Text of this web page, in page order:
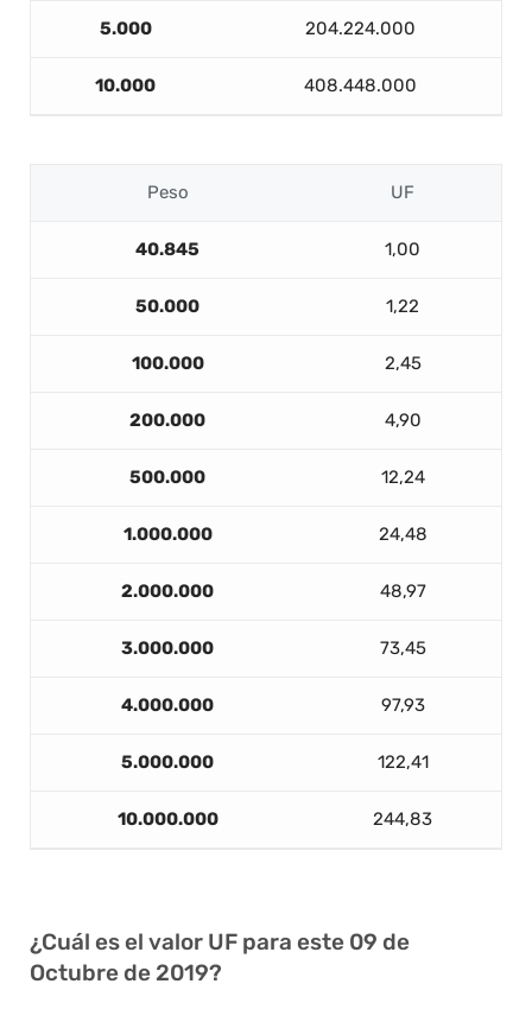
5.000 204.224.000
10.000 408.448.000
Peso UF
40.845 1,00
50.000 1,22
100.000 2,45
200.000 4,90
500.000 12,24
1.000.000 24,48
2.000.000 48,97
3.000.000 73,45
4.000.000 97,93
5.000.000 122,41
10.000.000 244,83
¿Cuál es el valor UF para este 09 de
Octubre de 2019?